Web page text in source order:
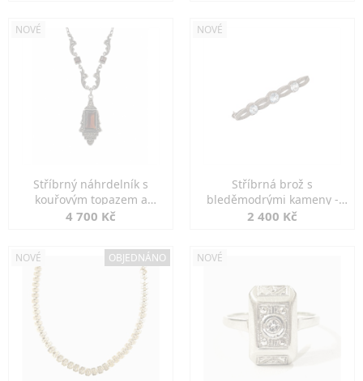
NOVÉ
Stříbrný náhrdelník s
kouřovým topazem a
markazity
4 700 Kč
NOVÉ
Stříbrná brož s
bleděmodrými kameny -
jemná elegance
2 400 Kč
NOVÉ OBJEDNÁNO NOVÉ